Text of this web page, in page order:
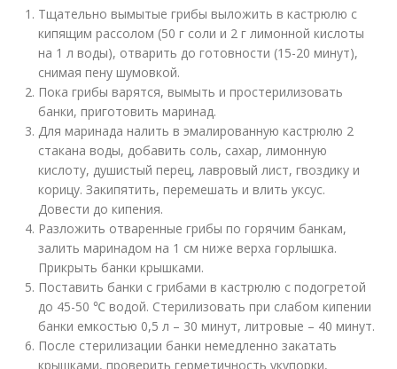
Тщательно вымытые грибы выложить в кастрюлю с
кипящим рассолом (50 г соли и 2 г лимонной кислоты
на 1 л воды), отварить до готовности (15-20 минут),
снимая пену шумовкой.
Пока грибы варятся, вымыть и простерилизовать
банки, приготовить маринад.
Для маринада налить в эмалированную кастрюлю 2
стакана воды, добавить соль, сахар, лимонную
кислоту, душистый перец, лавровый лист, гвоздику и
корицу. Закипятить, перемешать и влить уксус.
Довести до кипения.
Разложить отваренные грибы по горячим банкам,
залить маринадом на 1 см ниже верха горлышка.
Прикрыть банки крышками.
Поставить банки с грибами в кастрюлю с подогретой
до 45-50 ℃ водой. Стерилизовать при слабом кипении
банки емкостью 0,5 л – 30 минут, литровые – 40 минут.
После стерилизации банки немедленно закатать
крышками, проверить герметичность укупорки,